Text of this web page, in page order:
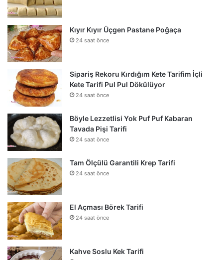
Kıyır Kıyır Üçgen Pastane Poğaça
24 saat önce
Sipariş Rekoru Kırdığım Kete Tarifim İçli
Kete Tarifi Pul Pul Dökülüyor
24 saat önce
Böyle Lezzetlisi Yok Puf Puf Kabaran
Tavada Pişi Tarifi
24 saat önce
Tam Ölçülü Garantili Krep Tarifi
24 saat önce
El Açması Börek Tarifi
24 saat önce
Kahve Soslu Kek Tarifi